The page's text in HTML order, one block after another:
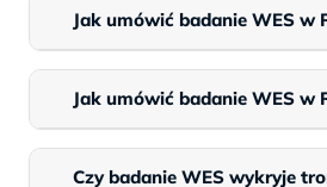
Jak umówić badanie WES w
Jak umówić badanie WES w
Czy badanie WES wykryje